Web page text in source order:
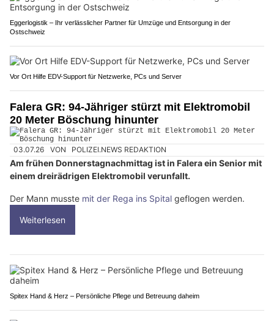
Eggerlogistik – Ihr verlässlicher Partner für Umzüge und Entsorgung in der
Ostschweiz
Vor Ort Hilfe EDV-Support für Netzwerke, PCs und Server
Falera GR: 94-Jähriger stürzt mit Elektromobil
20 Meter Böschung hinunter
03.07.26 VON POLIZEI.NEWS REDAKTION
Am frühen Donnerstagnachmittag ist in Falera ein Senior mit
einem dreirädrigen Elektromobil verunfallt.
Der Mann musste mit der Rega ins Spital geflogen werden.
Weiterlesen
Spitex Hand & Herz – Persönliche Pflege und Betreuung daheim